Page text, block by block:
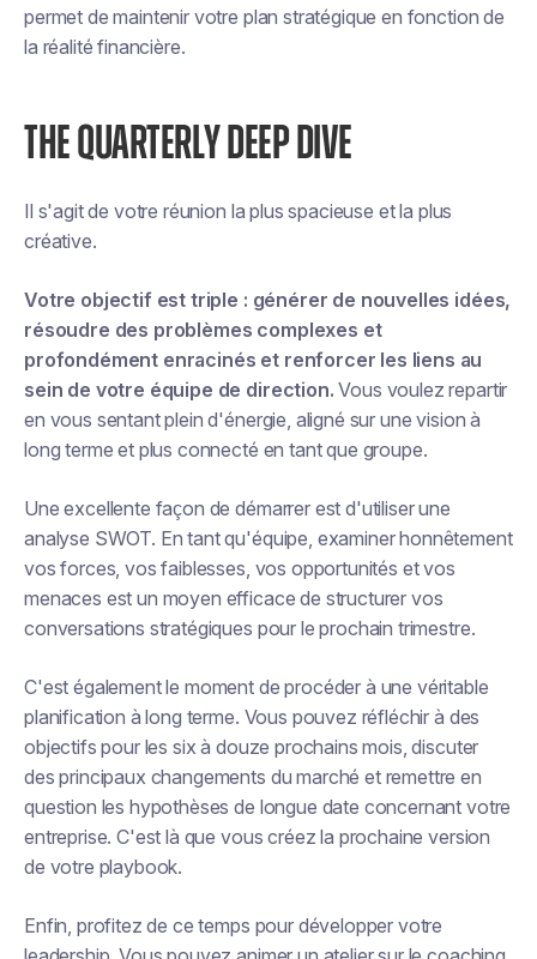
permet de maintenir votre plan stratégique en fonction de
la réalité financière.
THE QUARTERLY DEEP DIVE
Il s'agit de votre réunion la plus spacieuse et la plus
créative.
Votre objectif est triple : générer de nouvelles idées,
résoudre des problèmes complexes et
profondément enracinés et renforcer les liens au
sein de votre équipe de direction.Vous voulez repartir
en vous sentant plein d'énergie, aligné sur une vision à
long terme et plus connecté en tant que groupe.
Une excellente façon de démarrer est d'utiliser une
analyse SWOT. En tant qu'équipe, examiner honnêtement
vos forces, vos faiblesses, vos opportunités et vos
menaces est un moyen efficace de structurer vos
conversations stratégiques pour le prochain trimestre.
C'est également le moment de procéder à une véritable
planification à long terme. Vous pouvez réfléchir à des
objectifs pour les six à douze prochains mois, discuter
des principaux changements du marché et remettre en
question les hypothèses de longue date concernant votre
entreprise. C'est là que vous créez la prochaine version
de votre playbook.
Enfin, profitez de ce temps pour développer votre